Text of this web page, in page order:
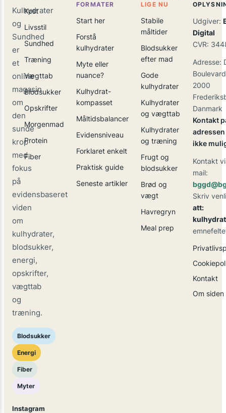
Kulhydrater
og
Sundhed
er
et
online
magasin
om
den
sunde
krop
med
fokus
på
evidensbaseret
viden
om
kulhydrater,
blodsukker,
energi,
opskrifter,
vægttab
og
træning.
Blodsukker
Energi
Fiber
Myter
Instagram
Kost
Livsstil
Sundhed
Træning
Vægttab
Blodsukker
Opskrifter
Morgenmad
Protein
Fiber
FORMATER
Start her
Forstå
kulhydrater
Myte eller
nuance?
Kulhydrat-
kompasset
Måltidsbalancer
Evidensniveau
Forklaret enkelt
Praktisk guide
Seneste artikler
LIGE NU
Stabile
måltider
Blodsukker
efter mad
Gode
kulhydrater
Kulhydrater
og vægttab
Kulhydrater
og træning
Frugt og
blodsukker
Brød og
vægt
Havregryn
Meal prep
Udgiver:
Digital
CVR:
Adresse:
2000
Danmark
Kontakt
adressen
ikke
Kontakt
mail:
Skriv
att:
Kontakt
Om siden